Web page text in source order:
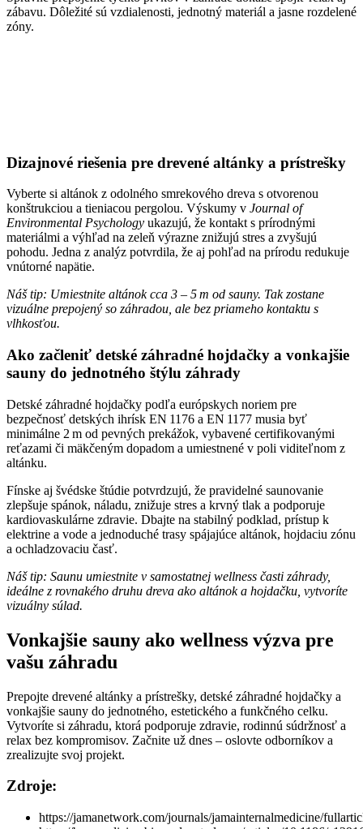
zábavu. Dôležité sú vzdialenosti, jednotný materiál a jasne rozdelené
zóny.
Dizajnové riešenia pre drevené altánky a prístrešky
Vyberte si altánok z odolného smrekového dreva s otvorenou
konštrukciou a tieniacou pergolou. Výskumy v Journal of
Environmental Psychology ukazujú, že kontakt s prírodnými
materiálmi a výhľad na zeleň výrazne znižujú stres a zvyšujú
pohodu. Jedna z analýz potvrdila, že aj pohľad na prírodu redukuje
vnútorné napätie.
Náš tip: Umiestnite altánok cca 3 – 5 m od sauny. Tak zostane
vizuálne prepojený so záhradou, ale bez priameho kontaktu s
vlhkosťou.
Ako začleniť detské záhradné hojdačky a vonkajšie
sauny do jednotného štýlu záhrady
Detské záhradné hojdačky podľa európskych noriem pre
bezpečnosť detských ihrísk EN 1176 a EN 1177 musia byť
minimálne 2 m od pevných prekážok, vybavené certifikovanými
reťazami či mäkčeným dopadom a umiestnené v poli viditeľnom z
altánku.
Fínske aj švédske štúdie potvrdzujú, že pravidelné saunovanie
zlepšuje spánok, náladu, znižuje stres a krvný tlak a podporuje
kardiovaskulárne zdravie. Dbajte na stabilný podklad, prístup k
elektrine a vode a jednoduché trasy spájajúce altánok, hojdaciu zónu
a ochladzovaciu časť.
Náš tip: Saunu umiestnite v samostatnej wellness časti záhrady,
ideálne z rovnakého druhu dreva ako altánok a hojdačku, vytvoríte
vizuálny súlad.
Vonkajšie sauny ako wellness výzva pre
vašu záhradu
Prepojte drevené altánky a prístrešky, detské záhradné hojdačky a
vonkajšie sauny do jednotného, estetického a funkčného celku.
Vytvoríte si záhradu, ktorá podporuje zdravie, rodinnú súdržnosť a
relax bez kompromisov. Začnite už dnes – oslovte odborníkov a
zrealizujte svoj projekt.
Zdroje:
https://jamanetwork.com/journals/jamainternalmedicine/